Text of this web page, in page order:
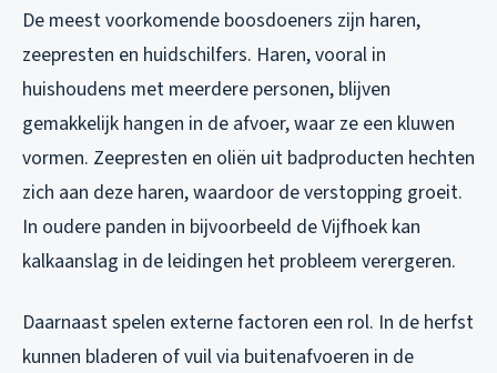
De meest voorkomende boosdoeners zijn haren,
zeepresten en huidschilfers. Haren, vooral in
huishoudens met meerdere personen, blijven
gemakkelijk hangen in de afvoer, waar ze een kluwen
vormen. Zeepresten en oliën uit badproducten hechten
zich aan deze haren, waardoor de verstopping groeit.
In oudere panden in bijvoorbeeld de Vijfhoek kan
kalkaanslag in de leidingen het probleem verergeren.
Daarnaast spelen externe factoren een rol. In de herfst
kunnen bladeren of vuil via buitenafvoeren in de